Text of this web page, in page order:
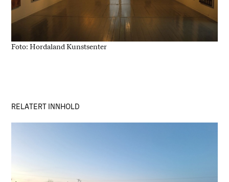
Foto: Hordaland Kunstsenter
RELATERT INNHOLD